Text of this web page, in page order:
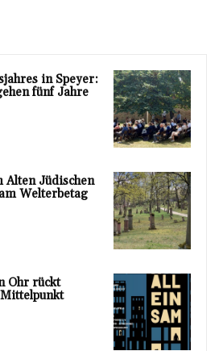
in Speyer:
fünf Jahre
Alten Jüdischen
Welterbetag
Ohr rückt